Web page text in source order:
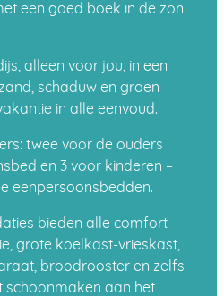
een goed boek in de zon
alleen voor jou, in een
schaduw en groen
in alle eenvoud.
twee voor de ouders
en 3 voor kinderen –
eenpersoonsbedden.
bieden alle comfort
grote koelkast-vrieskast,
broodrooster en zelfs
schoonmaken aan het